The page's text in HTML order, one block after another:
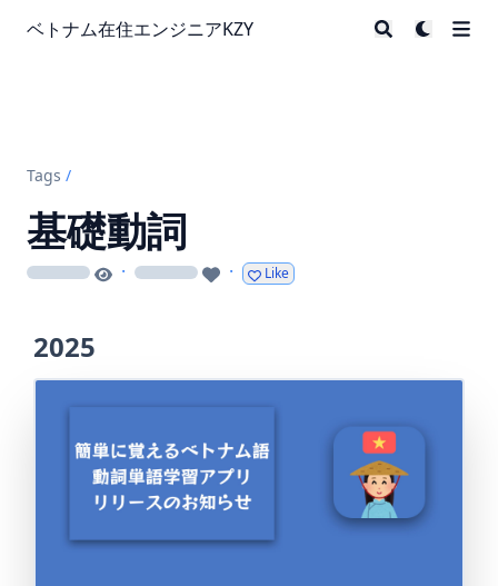
ベトナム在住エンジニアKZY
Tags /
基礎動詞
loading · loading · Like
2025